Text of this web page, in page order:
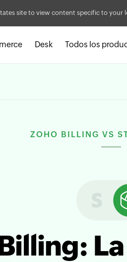
site to view content specific to your
Desk Todos los
ZOHO BILLING VS